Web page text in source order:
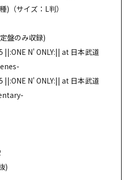
)（サイズ：L判）
盤のみ収録)
||:ONE N' ONLY:|| at 日本武道
||:ONE N' ONLY:|| at 日本武道
)